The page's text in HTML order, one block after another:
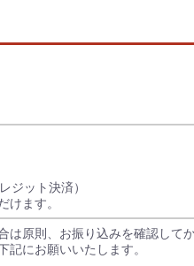
ジット決済）
けます。
は原則、お振り込みを確認して
記にお願いいたします。